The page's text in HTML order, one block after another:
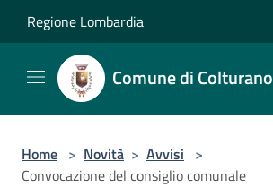
Regione Lombardia
Comune di Colturano
Home > Novità > Avvisi >
Convocazione del consiglio comunale